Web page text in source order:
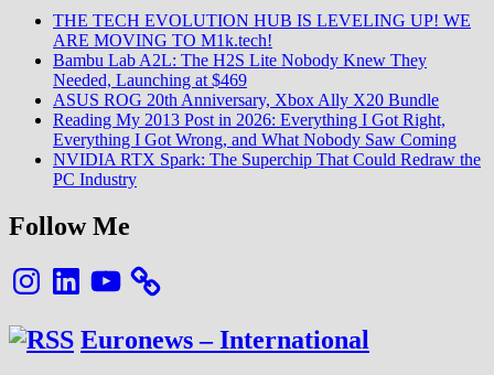
THE TECH EVOLUTION HUB IS LEVELING UP! WE
ARE MOVING TO M1k.tech!
Bambu Lab A2L: The H2S Lite Nobody Knew They
Needed, Launching at $469
ASUS ROG 20th Anniversary, Xbox Ally X20 Bundle
Reading My 2013 Post in 2026: Everything I Got Right,
Everything I Got Wrong, and What Nobody Saw Coming
NVIDIA RTX Spark: The Superchip That Could Redraw the
PC Industry
Follow Me
InstagramLinkedInYouTube
Euronews – International